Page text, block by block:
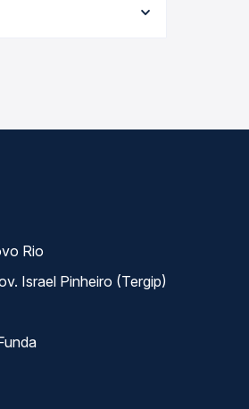
para o seu roteiro.
Rio
Israel Pinheiro (Tergip)